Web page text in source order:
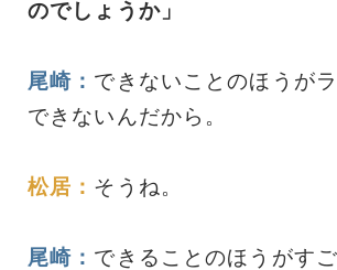
のでしょうか」
尾崎： できないことのほうが
できないんだから。
松居： そうね。
尾崎： できることのほうがす